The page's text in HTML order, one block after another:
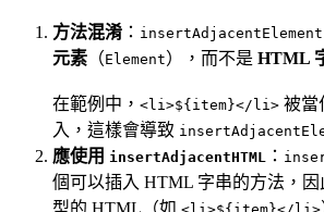
方法混淆 ： insertAdjacentElement
元素 （Element），而不是 HTML
在範例中， <li>${item}</li> 被當
入，這樣會導致
應使用 insertAdjacentHTML ：
個可以插入 HTML 字串的方法，
型的 HTML（如